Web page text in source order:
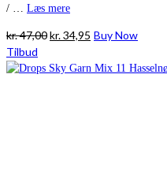
/ … Læs mere
kr.47,00Den
pris
kr.34,95 Den
pris
Buy Now
Tilbud